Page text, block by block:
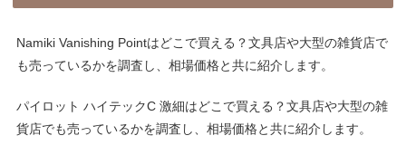
Namiki Vanishing Pointはどこで買える？文具店や大型の雑貨店で
も売っているかを調査し、相場価格と共に紹介します。
パイロット ハイテックC 激細はどこで買える？文具店や大型の雑
貨店でも売っているかを調査し、相場価格と共に紹介します。